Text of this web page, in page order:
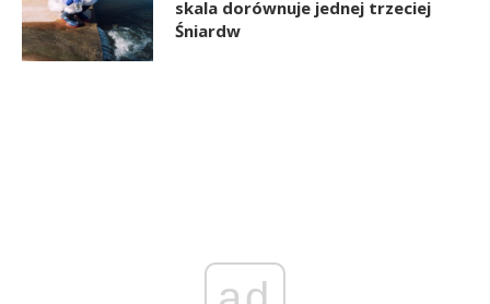
skala dorównuje jednej trzeciej
Śniardw